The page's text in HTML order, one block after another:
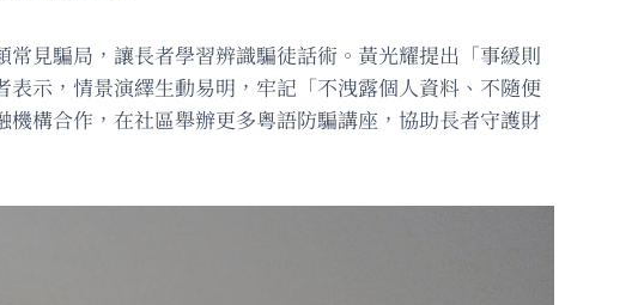
見騙局，讓長者學習辨識騙徒話術。黃光耀提出「事緩則
示，情景演繹生動易明，牢記「不洩露個人資料、不隨便
構合作，在社區舉辦更多粵語防騙講座，協助長者守護財